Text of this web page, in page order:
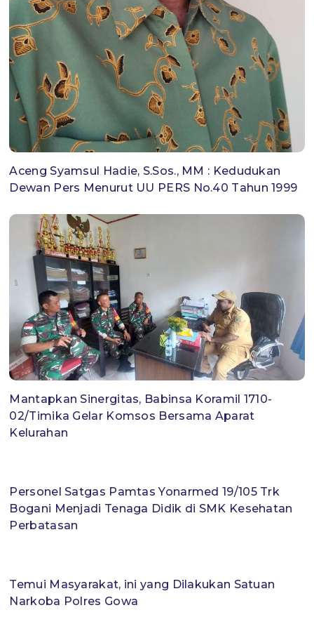
Aceng Syamsul Hadie, S.Sos., MM : Kedudukan
Dewan Pers Menurut UU PERS No.40 Tahun 1999
Mantapkan Sinergitas, Babinsa Koramil 1710-
02/Timika Gelar Komsos Bersama Aparat
Kelurahan
Personel Satgas Pamtas Yonarmed 19/105 Trk
Bogani Menjadi Tenaga Didik di SMK Kesehatan
Perbatasan
Temui Masyarakat, ini yang Dilakukan Satuan
Narkoba Polres Gowa